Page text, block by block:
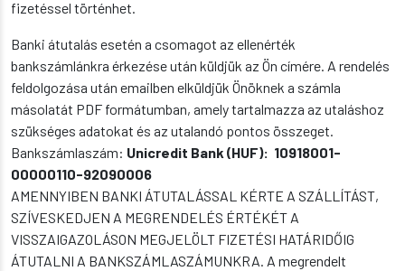
fizetéssel történhet.
Banki átutalás esetén a csomagot az ellenérték
bankszámlánkra érkezése után küldjük az Ön címére. A rendelés
feldolgozása után emailben elküldjük Önöknek a számla
másolatát PDF formátumban, amely tartalmazza az utaláshoz
szükséges adatokat és az utalandó pontos összeget.
Bankszámlaszám: Unicredit Bank (HUF): 10918001-
00000110-92090006
AMENNYIBEN BANKI ÁTUTALÁSSAL KÉRTE A SZÁLLÍTÁST,
SZÍVESKEDJEN A MEGRENDELÉS ÉRTÉKÉT A
VISSZAIGAZOLÁSON MEGJELÖLT FIZETÉSI HATÁRIDŐIG
ÁTUTALNI A BANKSZÁMLASZÁMUNKRA. A megrendelt